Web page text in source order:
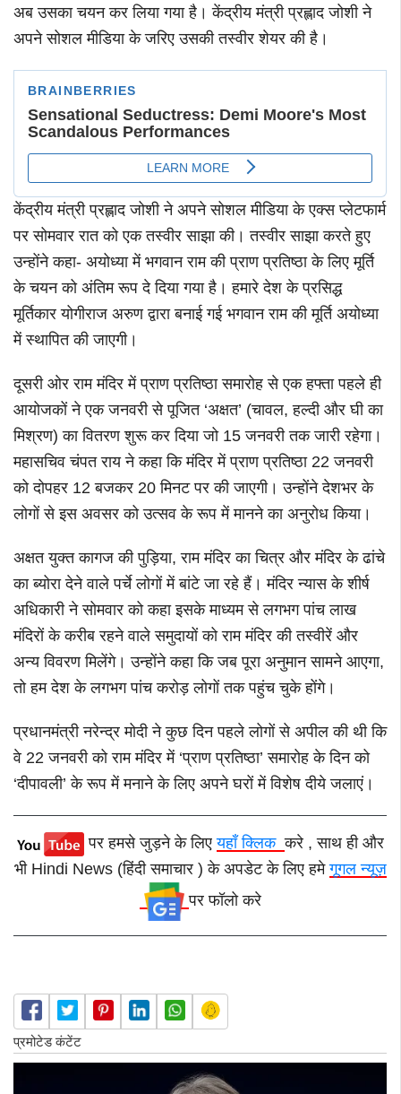
अब उसका चयन कर लिया गया है। केंद्रीय मंत्री प्रह्लाद जोशी ने
अपने सोशल मीडिया के जरिए उसकी तस्वीर शेयर की है।
केंद्रीय मंत्री प्रह्लाद जोशी ने अपने सोशल मीडिया के एक्स प्लेटफार्म
पर सोमवार रात को एक तस्वीर साझा की। तस्वीर साझा करते हुए
उन्होंने कहा- अयोध्या में भगवान राम की प्राण प्रतिष्ठा के लिए मूर्ति
के चयन को अंतिम रूप दे दिया गया है। हमारे देश के प्रसिद्ध
मूर्तिकार योगीराज अरुण द्वारा बनाई गई भगवान राम की मूर्ति अयोध्या
में स्थापित की जाएगी।
दूसरी ओर राम मंदिर में प्राण प्रतिष्ठा समारोह से एक हफ्ता पहले ही
आयोजकों ने एक जनवरी से पूजित ‘अक्षत’ (चावल, हल्दी और घी का
मिश्रण) का वितरण शुरू कर दिया जो 15 जनवरी तक जारी रहेगा।
महासचिव चंपत राय ने कहा कि मंदिर में प्राण प्रतिष्ठा 22 जनवरी
को दोपहर 12 बजकर 20 मिनट पर की जाएगी। उन्होंने देशभर के
लोगों से इस अवसर को उत्सव के रूप में मानने का अनुरोध किया।
अक्षत युक्त कागज की पुड़िया, राम मंदिर का चित्र और मंदिर के ढांचे
का ब्योरा देने वाले पर्चे लोगों में बांटे जा रहे हैं। मंदिर न्यास के शीर्ष
अधिकारी ने सोमवार को कहा इसके माध्यम से लगभग पांच लाख
मंदिरों के करीब रहने वाले समुदायों को राम मंदिर की तस्वीरें और
अन्य विवरण मिलेंगे। उन्होंने कहा कि जब पूरा अनुमान सामने आएगा,
तो हम देश के लगभग पांच करोड़ लोगों तक पहुंच चुके होंगे।
प्रधानमंत्री नरेन्द्र मोदी ने कुछ दिन पहले लोगों से अपील की थी कि
वे 22 जनवरी को राम मंदिर में ‘प्राण प्रतिष्ठा’ समारोह के दिन को
‘दीपावली’ के रूप में मनाने के लिए अपने घरों में विशेष दीये जलाएं।
पर हमसे जुड़ने के लिएयहाँ क्लिककरे , साथ ही और
भी Hindi News (हिंदी समाचार ) के अपडेट के लिए हमेगूगल न्यूज़
पर फॉलो करे